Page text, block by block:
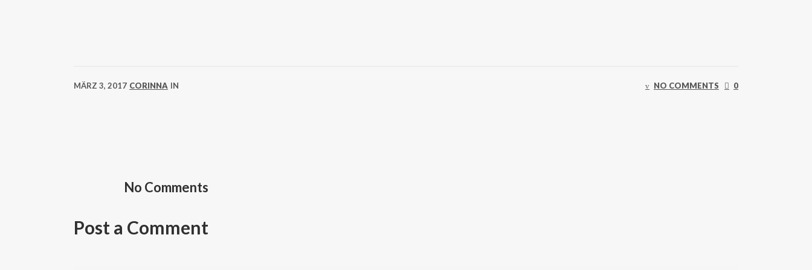
MÄRZ 3, 2017 CORINNA IN NO COMMENTS 0
No Comments
Post a Comment